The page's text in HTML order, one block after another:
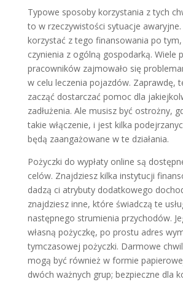
Typowe sposoby korzystania z tych
to w rzeczywistości sytuacje
korzystać z tego finansowania po
czynienia z ogólną gospodarką. Wiele
pracowników zajmowało się
w celu leczenia pojazdów. Zaprawdę,
zacząć dostarczać pomoc dla
zadłużenia. Ale musisz być ostrożny,
takie włączenie, i jest kilka
będą zaangażowane w te działania.
Pożyczki do wypłaty online są
celów. Znajdziesz kilka instytucji
dadzą ci atrybuty dodatkowego
znajdziesz inne, które świadczą te
następnego strumienia przychodów.
własną pożyczkę, po prostu adres
tymczasowej pożyczki. Darmowe
mogą być również w formie
dwóch ważnych grup; bezpieczne dla